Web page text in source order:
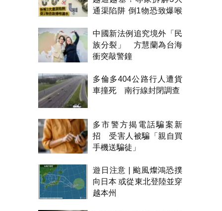
通渠陷阱 倒1物恐致爆喉
中國新法例追究境外「民
族分裂」 方慧蘭為台海
衝突敲警鐘
多倫多404公路行人遭貨
車撞死 南行線封閉調查
多市警方揭電話騙案新
招 受害人被騙「親自買
手機送騙徒」
遊日注意 | 颱風燦鴻恐撲
向日本 或從東北登陸並穿
越本州